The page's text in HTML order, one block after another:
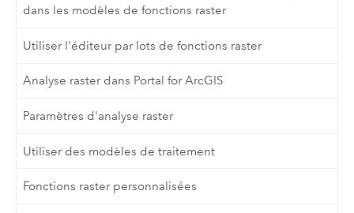
dans les modèles de fonctions raster
Utiliser l'éditeur par lots de fonctions raster
Analyse raster dans Portal for ArcGIS
Paramètres d'analyse raster
Utiliser des modèles de traitement
Fonctions raster personnalisées